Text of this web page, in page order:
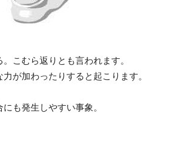
こむら返りとも言われます。
が加わったりすると起こります。
も発生しやすい事象。